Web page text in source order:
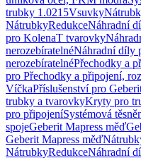
trubky 1.0215Vsuvky
NátrubkyRedukceNáhradní
pro KolenaT tvarovky
nerozebíratelnéNáhradní díly
nerozebíratelnéPřechodky a
pro Přechodky a připojení,
VíčkaPříslušenství pro
trubky a tvarovkyKryty pro
pro připojeníSystémová
spojeGeberit Mapress měď
Geberit Mapress měď
NátrubkyRedukceNáhradní